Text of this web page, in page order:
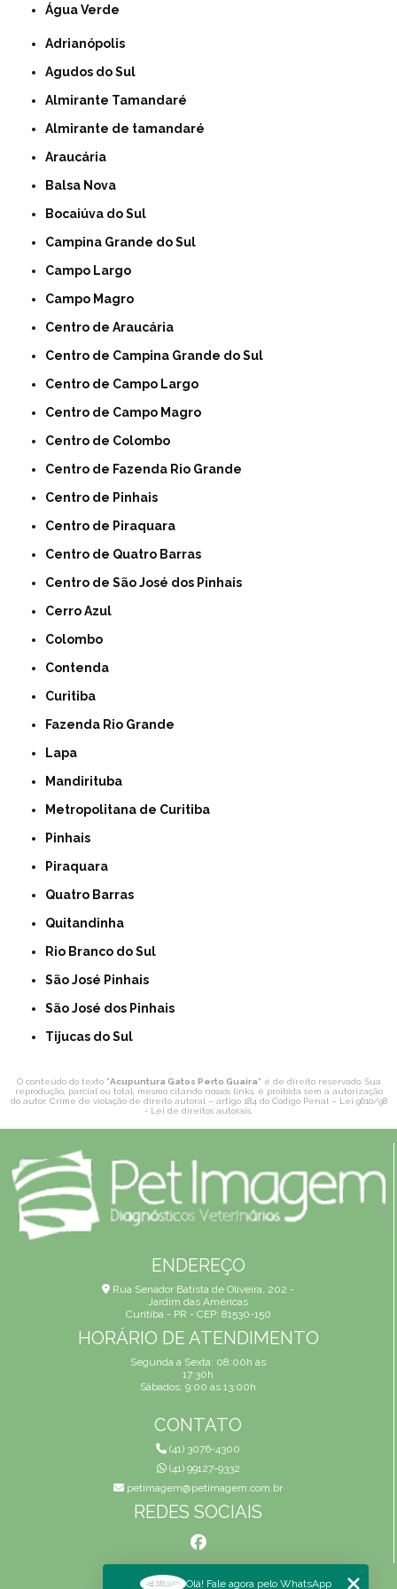
Água Verde
Adrianópolis
Agudos do Sul
Almirante Tamandaré
Almirante de tamandaré
Araucária
Balsa Nova
Bocaiúva do Sul
Campina Grande do Sul
Campo Largo
Campo Magro
Centro de Araucária
Centro de Campina Grande do Sul
Centro de Campo Largo
Centro de Campo Magro
Centro de Colombo
Centro de Fazenda Rio Grande
Centro de Pinhais
Centro de Piraquara
Centro de Quatro Barras
Centro de São José dos Pinhais
Cerro Azul
Colombo
Contenda
Curitiba
Fazenda Rio Grande
Lapa
Mandirituba
Metropolitana de Curitiba
Pinhais
Piraquara
Quatro Barras
Quitandinha
Rio Branco do Sul
São José Pinhais
São José dos Pinhais
Tijucas do Sul
O conteúdo do texto "Acupuntura Gatos Perto Guaíra" é de direito reservado. Sua
reprodução, parcial ou total, mesmo citando nossos links, é proibida sem a autorização
do autor. Crime de violação de direito autoral – artigo 184 do Código Penal – Lei 9610/98
- Lei de direitos autorais
ENDEREÇO
Rua Senador Batista de Oliveira, 202 -
Jardim das Américas
Curitiba - PR - CEP: 81530-150
HORÁRIO DE ATENDIMENTO
Segunda a Sexta: 08:00h às
17:30h
Sábados: 9:00 às 13:00h
CONTATO
(41) 3076-4300
(41) 99127-9332
petimagem@petimagem.com.br
REDES SOCIAIS
MENU
Olá! Fale agora pelo WhatsApp